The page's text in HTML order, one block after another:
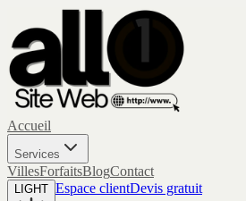
Accueil
Services
VillesForfaitsBlogContact
LIGHT Espace clientDevis gratuit